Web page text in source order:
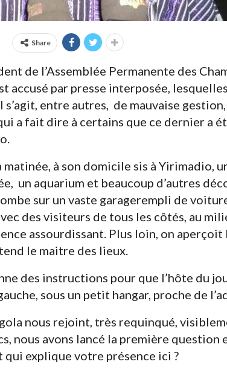
Share
de l’Assemblée Permanente des
accusé par presse interposée,
s’agit, entre autres, de mauvaise
a fait dire à certains que ce dernier a
à son domicile sis à Yirimadio,
un aquarium et beaucoup d’autres
sur un vaste garagerempli de
des visiteurs de tous les côtés, au
assourdissant. Plus loin, on
le maitre des lieux.
des instructions pour que l’hôte du
sous un petit hangar, proche de
nous rejoint, très requinqué,
nous avons lancé la première question
qui explique votre présence ici ?